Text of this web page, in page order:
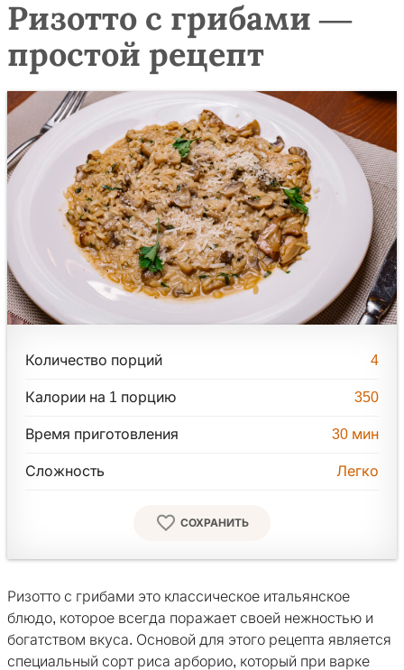
Ризотто с грибами —
простой рецепт
Количество порций 4
Калории на 1 порцию 350
Время приготовления 30 мин
Сложность Легко
СОХРАНИТЬ
Ризотто с грибами это классическое итальянское
блюдо, которое всегда поражает своей нежностью и
богатством вкуса. Основой для этого рецепта является
специальный сорт риса арборио, который при варке